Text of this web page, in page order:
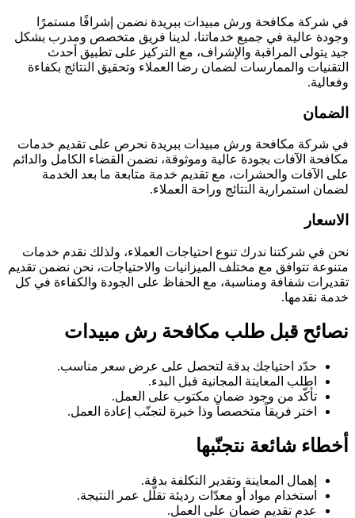
في شركة مكافحة ورش مبيدات ببريدة نضمن إشرافًا مستمرًا
وجودة عالية في جميع خدماتنا، لدينا فريق متخصص ومدرب بشكل
جيد يتولى المراقبة والإشراف، مع التركيز على تطبيق أحدث
التقنيات والممارسات لضمان رضا العملاء وتحقيق النتائج بكفاءة
وفعالية.
الضمان
في شركة مكافحة ورش مبيدات ببريدة نحرص على تقديم خدمات
مكافحة الآفات بجودة عالية وموثوقة، نضمن القضاء الكامل والدائم
على الآفات والحشرات، مع تقديم خدمة متابعة ما بعد الخدمة
لضمان استمرارية النتائج وراحة العملاء.
الاسعار
نحن في شركتنا ندرك تنوع احتياجات العملاء، ولذلك نقدم خدمات
متنوعة تتوافق مع مختلف الميزانيات والاحتياجات، نحن نضمن تقديم
تقديرات شفافة ومناسبة، مع الحفاظ على الجودة والكفاءة في كل
خدمة نقدمها.
نصائح قبل طلب مكافحة رش مبيدات
حدّد احتياجك بدقة لتحصل على عرض سعر مناسب.
اطلب المعاينة المجانية قبل البدء.
تأكّد من وجود ضمان مكتوب على العمل.
اختر فريقاً متخصصاً وذا خبرة لتجنّب إعادة العمل.
أخطاء شائعة نتجنّبها
إهمال المعاينة وتقدير التكلفة بدقة.
استخدام مواد أو معدّات رديئة تقلّل عمر النتيجة.
عدم تقديم ضمان على العمل.